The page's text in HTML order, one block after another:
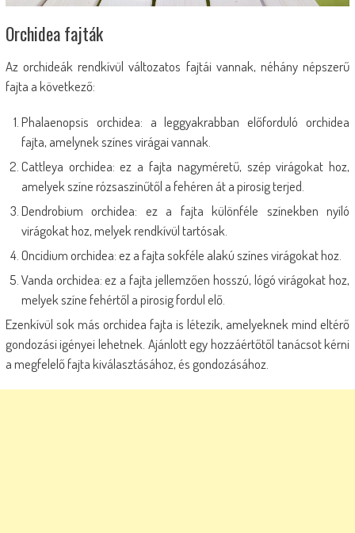
Orchidea fajták
Az orchideák rendkívül változatos fajtái vannak, néhány népszerű
fajta a következő:
Phalaenopsis orchidea: a leggyakrabban előforduló orchidea
fajta, amelynek színes virágai vannak.
Cattleya orchidea: ez a fajta nagyméretű, szép virágokat hoz,
amelyek színe rózsaszínűtől a fehéren át a pirosig terjed.
Dendrobium orchidea: ez a fajta különféle színekben nyíló
virágokat hoz, melyek rendkívül tartósak.
Oncidium orchidea: ez a fajta sokféle alakú színes virágokat hoz.
Vanda orchidea: ez a fajta jellemzően hosszú, lógó virágokat hoz,
melyek színe fehértől a pirosig fordul elő.
Ezenkívül sok más orchidea fajta is létezik, amelyeknek mind eltérő
gondozási igényei lehetnek. Ajánlott egy hozzáértőtől tanácsot kérni
a megfelelő fajta kiválasztásához, és gondozásához.